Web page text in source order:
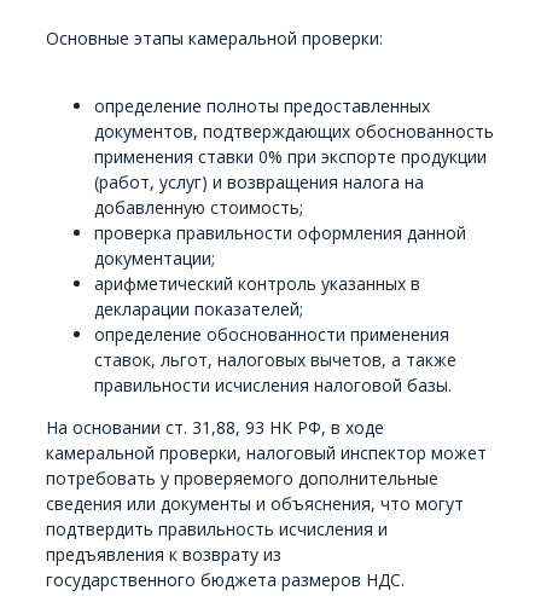
Основные этапы камеральной проверки:
определение полноты предоставленных
документов, подтверждающих обоснованность
применения ставки 0% при экспорте продукции
(работ, услуг) и возвращения налога на
добавленную стоимость;
проверка правильности оформления данной
документации;
арифметический контроль указанных в
декларации показателей;
определение обоснованности применения
ставок, льгот, налоговых вычетов, а также
правильности исчисления налоговой базы.
На основании ст. 31,88, 93 НК РФ, в ходе
камеральной проверки, налоговый инспектор может
потребовать у проверяемого дополнительные
сведения или документы и объяснения, что могут
подтвердить правильность исчисления и
предъявления к возврату из
государственного бюджета размеров НДС.